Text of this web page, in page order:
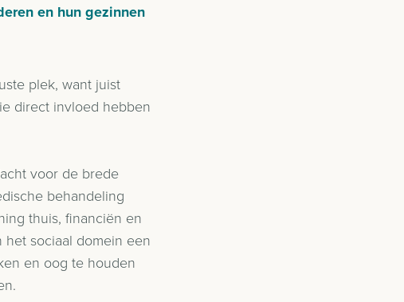
en hun gezinnen
plek, want juist
direct invloed hebben
voor de brede
behandeling
thuis, financiën en
sociaal domein een
en oog te houden